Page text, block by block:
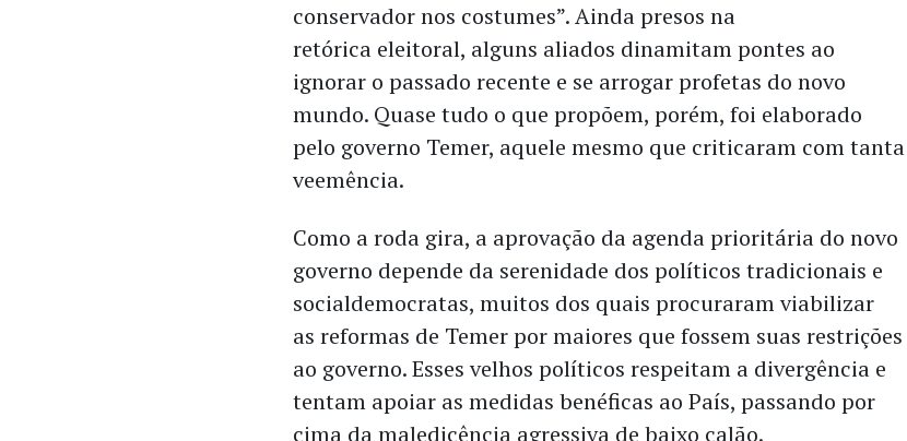
conservador nos costumes”. Ainda presos na
retórica eleitoral, alguns aliados dinamitam pontes ao
ignorar o passado recente e se arrogar profetas do novo
mundo. Quase tudo o que propõem, porém, foi elaborado
pelo governo Temer, aquele mesmo que criticaram com tanta
veemência.
Como a roda gira, a aprovação da agenda prioritária do novo
governo depende da serenidade dos políticos tradicionais e
socialdemocratas, muitos dos quais procuraram viabilizar
as reformas de Temer por maiores que fossem suas restrições
ao governo. Esses velhos políticos respeitam a divergência e
tentam apoiar as medidas benéficas ao País, passando por
cima da maledicência agressiva de baixo calão.